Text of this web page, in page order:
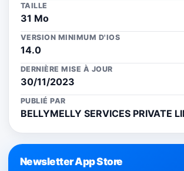
TAILLE
31 Mo
VERSION MINIMUM D'IOS
14.0
DERNIÈRE MISE À JOUR
30/11/2023
PUBLIÉ PAR
BELLYMELLY SERVICES PRIVATE
Newsletter App Store